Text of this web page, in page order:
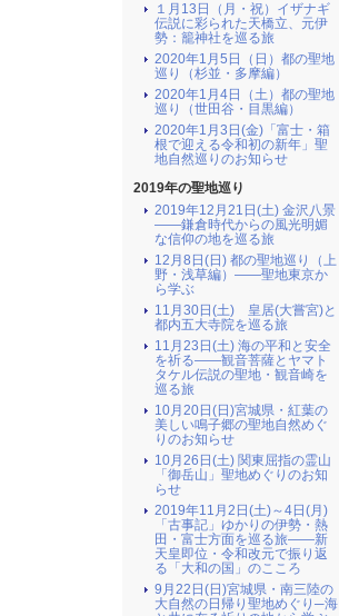
１月13日（月・祝）イザナギ
伝説に彩られた天橋立、元伊
勢：籠神社を巡る旅
2020年1月5日（日）都の聖地
巡り（杉並・多摩編）
2020年1月4日（土）都の聖地
巡り（世田谷・目黒編）
2020年1月3日(金)「富士・箱
根で迎える令和初の新年」聖
地自然巡りのお知らせ
2019年の聖地巡り
2019年12月21日(土) 金沢八景
――鎌倉時代からの風光明媚
な信仰の地を巡る旅
12月8日(日) 都の聖地巡り（上
野・浅草編）――聖地東京か
ら学ぶ
11月30日(土) 皇居(大嘗宮)と
都内五大寺院を巡る旅
11月23日(土) 海の平和と安全
を祈る――観音菩薩とヤマト
タケル伝説の聖地・観音崎を
巡る旅
10月20日(日)宮城県・紅葉の
美しい鳴子郷の聖地自然めぐ
りのお知らせ
10月26日(土) 関東屈指の霊山
「御岳山」聖地めぐりのお知
らせ
2019年11月2日(土)～4日(月)
「古事記」ゆかりの伊勢・熱
田・富士方面を巡る旅――新
天皇即位・令和改元で振り返
る「大和の国」のこころ
9月22日(日)宮城県・南三陸の
大自然の日帰り聖地めぐり─海